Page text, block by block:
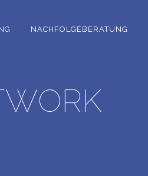
NACHFOLGEBERATUNG